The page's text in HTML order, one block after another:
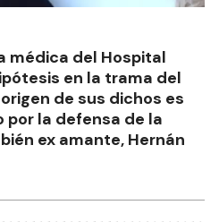
médica del Hospital
en la trama del
de sus dichos es
la defensa de la
ex amante, Hernán